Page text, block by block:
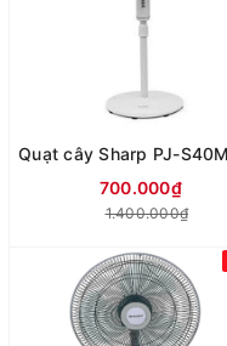
700.000₫
1.400.000₫